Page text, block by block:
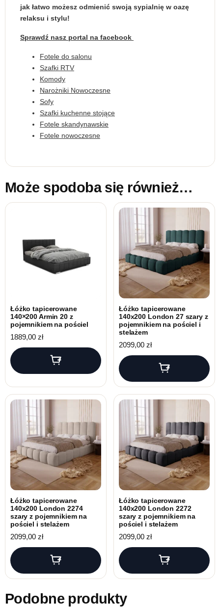
jak łatwo możesz odmienić swoją sypialnię w oazę
relaksu i stylu!
Sprawdź nasz portal na facebook
Fotele do salonu
Szafki RTV
Komody
Narożniki Nowoczesne
Sofy
Szafki kuchenne stojące
Fotele skandynawskie
Fotele nowoczesne
Może spodoba się również…
Łóżko tapicerowane
140×200 Armin 20 z
pojemnikiem na pościel
1889,00 zł
Łóżko tapicerowane
140x200 London 27 szary z
pojemnikiem na pościel i
stelażem
2099,00 zł
Łóżko tapicerowane
140x200 London 2274
szary z pojemnikiem na
pościel i stelażem
2099,00 zł
Łóżko tapicerowane
140x200 London 2272
szary z pojemnikiem na
pościel i stelażem
2099,00 zł
Podobne produkty